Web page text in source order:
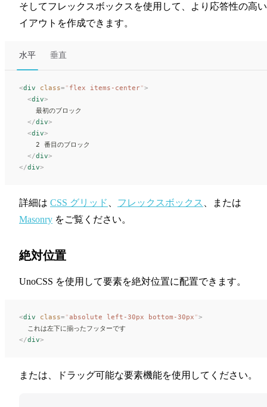
そしてフレックスボックスを使用して、より応答性の高
イアウトを作成できます。
水平 垂直
<div class= " flex items-center">
  <
div>
    最初のブロック
  </
div>
  <
div>
    2 番目のブロック
  </
div>
</div>
詳細は CSS グリッド フレックスボックス
、または
Masonry をご覧ください。
絶対位置
UnoCSS を使用して要素を絶対位置に配置できます。
<div class= "absolute left-30px bottom-30px ">
  これは左下に揃ったフッターです
</div>
または、ドラッグ可能な要素機能を使用してください。